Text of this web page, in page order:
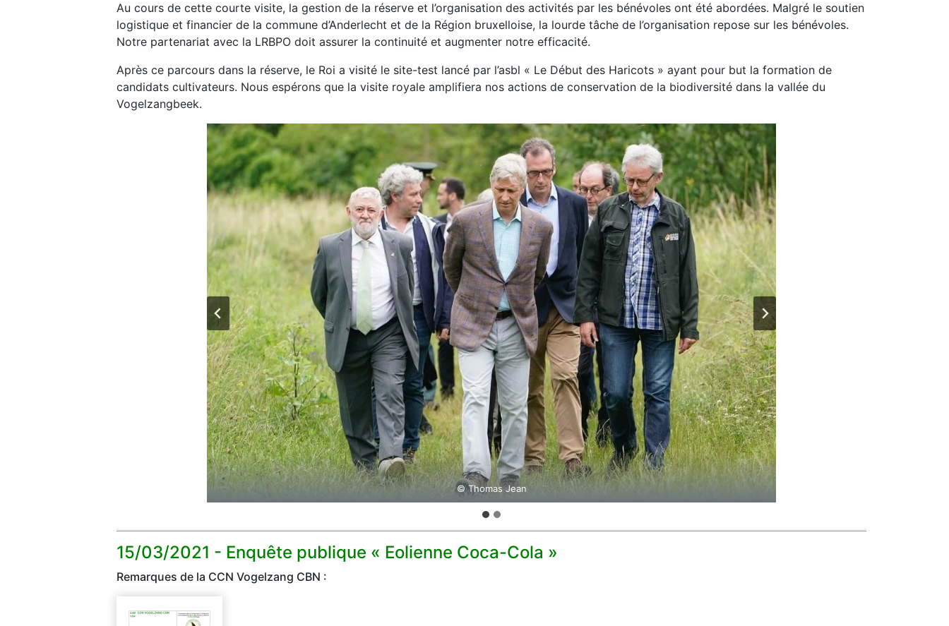
Au cours de cette courte visite, la gestion de la réserve et l’organisation des activités par les bénévoles ont été abordées. Malgré le soutien
logistique et financier de la commune d’Anderlecht et de la Région bruxelloise, la lourde tâche de l’organisation repose sur les bénévoles.
Notre partenariat avec la LRBPO doit assurer la continuité et augmenter notre efficacité.
Après ce parcours dans la réserve, le Roi a visité le site-test lancé par l’asbl « Le Début des Haricots » ayant pour but la formation de
candidats cultivateurs. Nous espérons que la visite royale amplifiera nos actions de conservation de la biodiversité dans la vallée du
Vogelzangbeek.
© Thomas Jean
© Thomas Jean
15/03/2021 - Enquête publique « Eolienne Coca-Cola »
Remarques de la CCN Vogelzang CBN :